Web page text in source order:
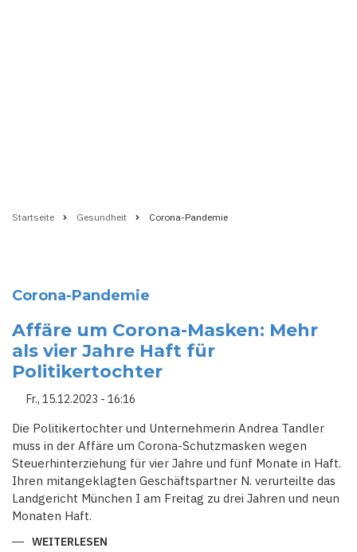
Startseite Gesundheit Corona-Pandemie
Corona-Pandemie
Affäre um Corona-Masken: Mehr
als vier Jahre Haft für
Politikertochter
Fr., 15.12.2023 - 16:16
Die Politikertochter und Unternehmerin Andrea Tandler
muss in der Affäre um Corona-Schutzmasken wegen
Steuerhinterziehung für vier Jahre und fünf Monate in Haft.
Ihren mitangeklagten Geschäftspartner N. verurteilte das
Landgericht München I am Freitag zu drei Jahren und neun
Monaten Haft.
WEITERLESEN